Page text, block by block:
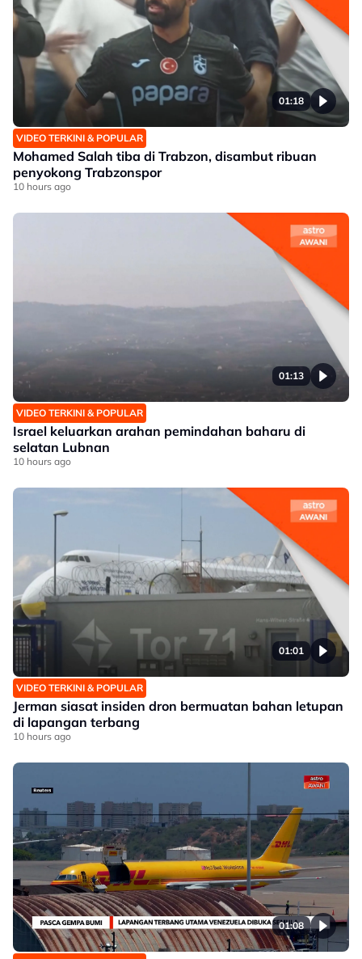
01:18
VIDEO TERKINI & POPULAR
Mohamed Salah tiba di Trabzon, disambut ribuan
penyokong Trabzonspor
10 hours ago
01:13
VIDEO TERKINI & POPULAR
Israel keluarkan arahan pemindahan baharu di
selatan Lubnan
10 hours ago
01:01
VIDEO TERKINI & POPULAR
Jerman siasat insiden dron bermuatan bahan letupan
di lapangan terbang
10 hours ago
01:08